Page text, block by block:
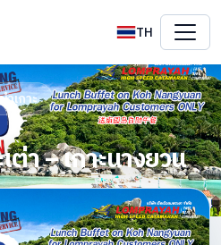
TH
ำเกาะ
ต่า – เกาะนางยวน